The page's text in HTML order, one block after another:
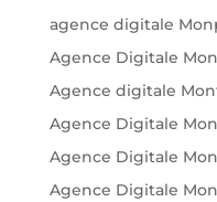
agence digitale
Agence Digitale
Agence digitale
Agence Digitale
Agence Digitale
Agence Digitale